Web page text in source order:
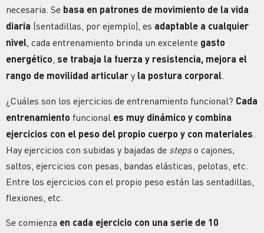
necesaria. Se basa en patrones de movimiento de la vida
diaria (sentadillas, por ejemplo), es adaptable a cualquier
nivel, cada entrenamiento brinda un excelente gasto
energético, se trabaja la fuerza y resistencia, mejora el
rango de movilidad articular y la postura corporal.
¿Cuáles son los ejercicios de entrenamiento funcional? Cada
entrenamiento funcional es muy dinámico y combina
ejercicios con el peso del propio cuerpo y con materiales
Hay ejercicios con subidas y bajadas de stepso cajones;
saltos, ejercicios con pesas, bandas elásticas, pelotas, etc.
Entre los ejercicios con el propio peso están las sentadillas,
flexiones, etc.
Se comienza en cada ejercicio con una serie de 10